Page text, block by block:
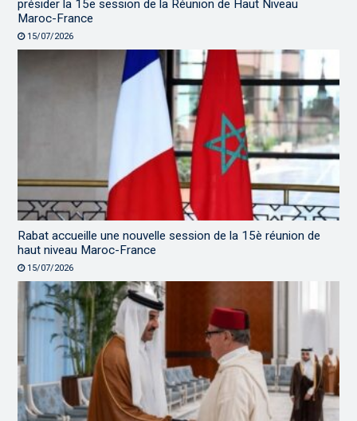
présider la 15e session de la Réunion de Haut Niveau
Maroc-France
15/07/2026
Rabat accueille une nouvelle session de la 15è réunion de
haut niveau Maroc-France
15/07/2026